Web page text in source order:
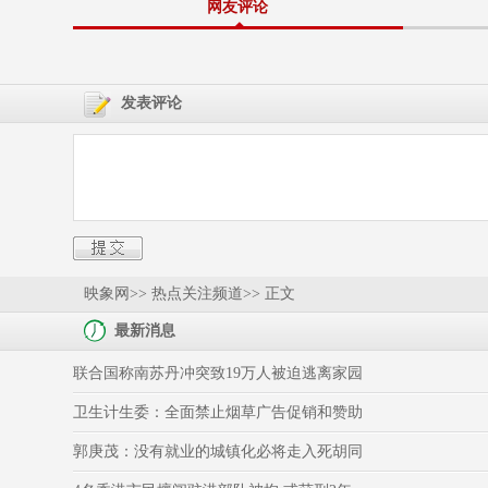
网友评论
发表评论
映象网>> 热点关注频道>> 正文
最新消息
联合国称南苏丹冲突致19万人被迫逃离家园
卫生计生委：全面禁止烟草广告促销和赞助
郭庚茂：没有就业的城镇化必将走入死胡同